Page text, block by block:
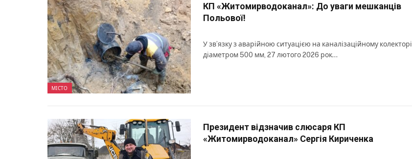
МІСТО
КП «Житомирводоканал»: До уваги мешканців
Польової!
У зв’язку з аварійною ситуацією на каналізаційному колекторі
діаметром 500 мм, 27 лютого 2026 рок…
Президент відзначив слюсаря КП
«Житомирводоканал» Сергія Кириченка